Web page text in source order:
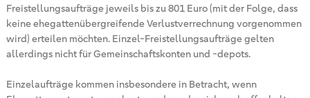
Freistellungsaufträge jeweils bis zu 801 Euro (mit der Folge, dass
keine ehegattenübergreifende Verlustverrechnung vorgenommen
wird) erteilen möchten. Einzel-Freistellungsaufträge gelten
allerdings nicht für Gemeinschaftskonten und -depots.
Einzelaufträge kommen insbesondere in Betracht, wenn